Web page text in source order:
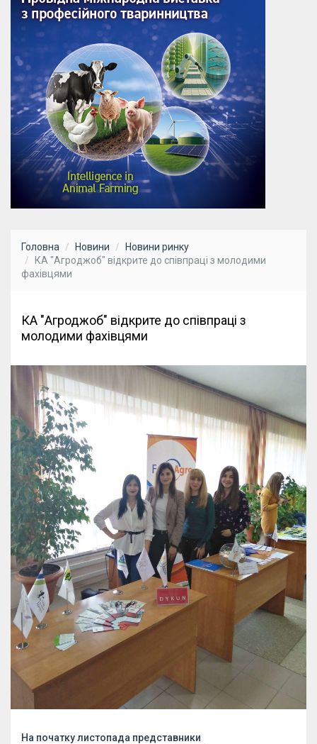
Головна Новини
Новини ринку
КА "Агроджоб" відкрите до співпраці з молодими
фахівцями
КА "Агроджоб" відкрите до співпраці з
молодими фахівцями
На початку листопада представники